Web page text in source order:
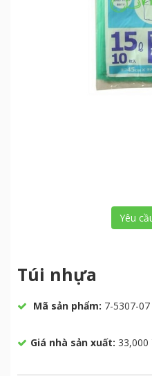
Yêu
Túi nhựa
Mã sản phẩm: 7-5307-07
Giá nhà sản xuất: 33,000